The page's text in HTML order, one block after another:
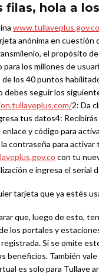
filas, hola a
www.tullaveplus.gov.co
anónima en cuestión
el propósito
los millones de
de los 40 puntos
debes seguir los
2: Da
tus datos4:
y código para
contraseña para activar
con tu
e ingresa el serial
tarjeta que ya estés
que, luego de esto,
los portales y
Si se omite
beneficios. También
es solo para Tullave